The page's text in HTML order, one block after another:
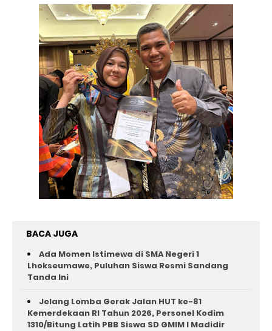
BACA JUGA
Ada Momen Istimewa di SMA Negeri 1
Lhokseumawe, Puluhan Siswa Resmi Sandang
Tanda Ini
Jelang Lomba Gerak Jalan HUT ke-81
Kemerdekaan RI Tahun 2026, Personel Kodim
1310/Bitung Latih PBB Siswa SD GMIM I Madidir